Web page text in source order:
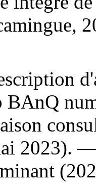
BAnQ
2023).